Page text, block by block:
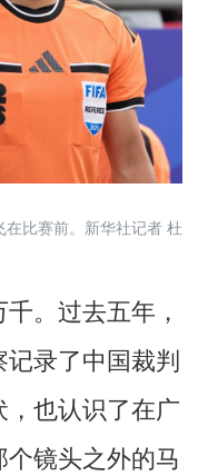
比赛前。新华社记者 杜
。过去五年，
录了中国裁判
也认识了在广
镜头之外的马